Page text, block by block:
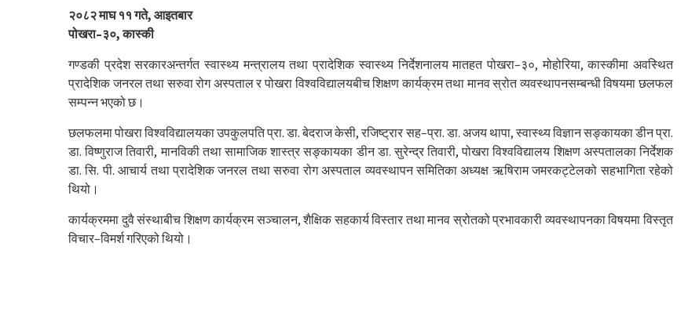
२०८२ माघ ११ गते, आइतबार
पोखरा–३०, कास्की
गण्डकी प्रदेश सरकारअन्तर्गत स्वास्थ्य मन्त्रालय तथा प्रादेशिक स्वास्थ्य निर्देशनालय मातहत पोखरा–३०, मोहोरिया, कास्कीमा अवस्थित
प्रादेशिक जनरल तथा सरुवा रोग अस्पताल र पोखरा विश्वविद्यालयबीच शिक्षण कार्यक्रम तथा मानव स्रोत व्यवस्थापनसम्बन्धी विषयमा छलफल
सम्पन्न भएको छ।
छलफलमा पोखरा विश्वविद्यालयका उपकुलपति प्रा. डा. बेदराज केसी, रजिष्ट्रार सह–प्रा. डा. अजय थापा, स्वास्थ्य विज्ञान सङ्कायका डीन प्रा.
डा. विष्णुराज तिवारी, मानविकी तथा सामाजिक शास्त्र सङ्कायका डीन डा. सुरेन्द्र तिवारी, पोखरा विश्वविद्यालय शिक्षण अस्पतालका निर्देशक
डा. सि. पी. आचार्य तथा प्रादेशिक जनरल तथा सरुवा रोग अस्पताल व्यवस्थापन समितिका अध्यक्ष ऋषिराम जमरकट्टेलको सहभागिता रहेको
थियो।
कार्यक्रममा दुवै संस्थाबीच शिक्षण कार्यक्रम सञ्चालन, शैक्षिक सहकार्य विस्तार तथा मानव स्रोतको प्रभावकारी व्यवस्थापनका विषयमा विस्तृत
विचार–विमर्श गरिएको थियो।